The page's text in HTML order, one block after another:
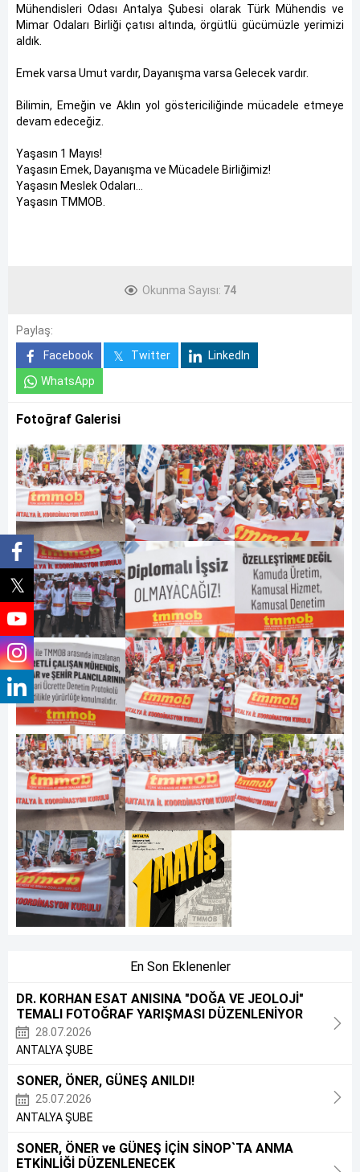
Mühendisleri Odası Antalya Şubesi olarak Türk Mühendis ve
Mimar Odaları Birliği çatısı altında, örgütlü gücümüzle yerimizi
aldık.
Emek varsa Umut vardır, Dayanışma varsa Gelecek vardır.
Bilimin, Emeğin ve Aklın yol göstericiliğinde mücadele etmeye
devam edeceğiz.
Yaşasın 1 Mayıs!
Yaşasın Emek, Dayanışma ve Mücadele Birliğimiz!
Yaşasın Meslek Odaları...
Yaşasın TMMOB.
Okunma Sayısı: 74
Paylaş:
Facebook
Twitter
LinkedIn
WhatsApp
Fotoğraf Galerisi
En Son Eklenenler
DR. KORHAN ESAT ANISINA "DOĞA VE JEOLOJİ"
TEMALI FOTOĞRAF YARIŞMASI DÜZENLENİYOR
28.07.2026
ANTALYA ŞUBE
SONER, ÖNER, GÜNEŞ ANILDI!
25.07.2026
ANTALYA ŞUBE
SONER, ÖNER ve GÜNEŞ İÇİN SİNOP`TA ANMA
ETKİNLİĞİ DÜZENLENECEK